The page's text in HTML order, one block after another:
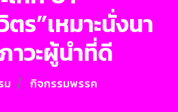
ร”เหมาะนั่งนา
าวะผู้นำที่ดี
ม กิจกรรมพรรค